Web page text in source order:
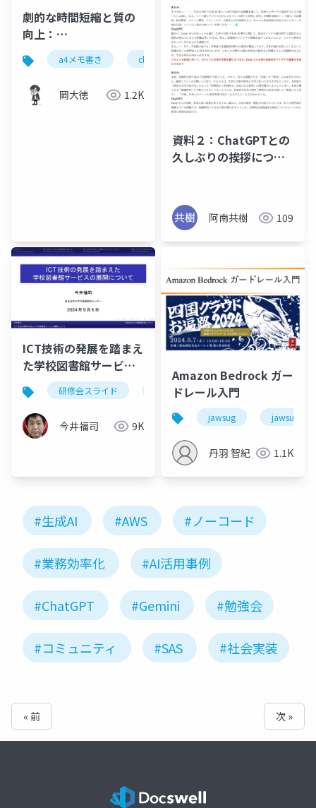
劇的な時間短縮と質の
向上：
ClaudeProjects×A4
メモ書きで実現する超
効率情報戦略
a4メモ書き claude claudeprojects 言語
岡大徳 1.2K
資料２：ChatGPTとの
久しぶりの挨拶につい
阿南共樹 109
ICT技術の発展を踏まえ
た学校図書館サービス
の展開について
研修会スライド ict技術 学校図書館
今井福司 9K
Amazon Bedrock ガー
ドレール入門
jawsug
丹羽 智紀 1.1K
#生成AI #AWS #ノーコード
#業務効率化 #AI活用事例
#ChatGPT #Gemini #勉強会
#コミュニティ #SAS #社会実装
« 前 次 »